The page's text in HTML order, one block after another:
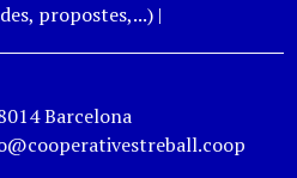
propostes,...)|
Barcelona